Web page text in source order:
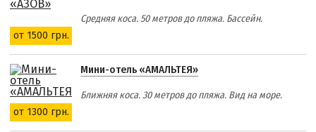
от 1500 грн.
Средняя коса. 50 метров до пляжа. Бассейн.
от 1300 грн.
Мини-отель «АМАЛЬТЕЯ»
Ближняя коса. 30 метров до пляжа. Вид на море.